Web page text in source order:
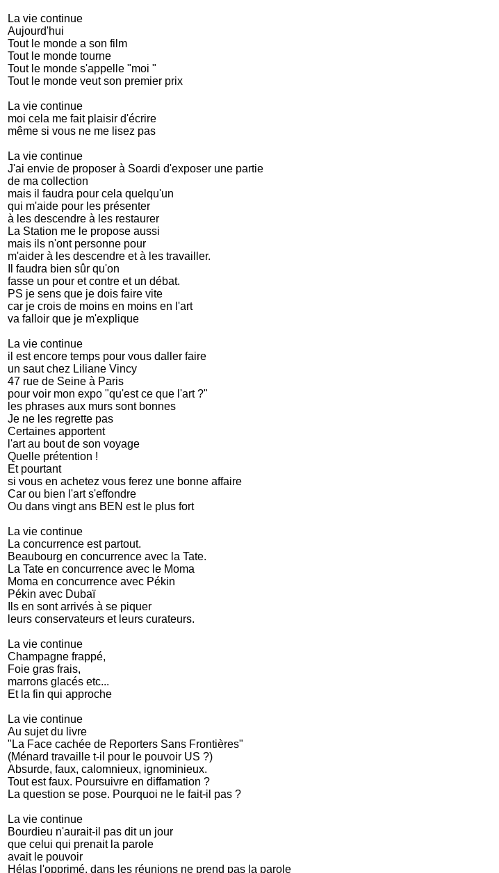
La vie continue
Aujourd'hui
Tout le monde a son film
Tout le monde tourne
Tout le monde s'appelle "moi "
Tout le monde veut son premier prix
La vie continue
moi cela me fait plaisir d'écrire
même si vous ne me lisez pas
La vie continue
J'ai envie de proposer à Soardi d'exposer une partie
de ma collection
mais il faudra pour cela quelqu'un
qui m'aide pour les présenter
à les descendre à les restaurer
La Station me le propose aussi
mais ils n'ont personne pour
m'aider à les descendre et à les travailler.
Il faudra bien sûr qu'on
fasse un pour et contre et un débat.
PS je sens que je dois faire vite
car je crois de moins en moins en l'art
va falloir que je m'explique
La vie continue
il est encore temps pour vous daller faire
un saut chez Liliane Vincy
47 rue de Seine à Paris
pour voir mon expo "qu'est ce que l'art ?"
les phrases aux murs sont bonnes
Je ne les regrette pas
Certaines apportent
l'art au bout de son voyage
Quelle prétention !
Et pourtant
si vous en achetez vous ferez une bonne affaire
Car ou bien l'art s'effondre
Ou dans vingt ans BEN est le plus fort
La vie continue
La concurrence est partout.
Beaubourg en concurrence avec la Tate.
La Tate en concurrence avec le Moma
Moma en concurrence avec Pékin
Pékin avec Dubaï
Ils en sont arrivés à se piquer
leurs conservateurs et leurs curateurs.
La vie continue
Champagne frappé,
Foie gras frais,
marrons glacés etc...
Et la fin qui approche
La vie continue
Au sujet du livre
"La Face cachée de Reporters Sans Frontières"
(Ménard travaille t-il pour le pouvoir US ?)
Absurde, faux, calomnieux, ignominieux.
Tout est faux. Poursuivre en diffamation ?
La question se pose. Pourquoi ne le fait-il pas ?
La vie continue
Bourdieu n'aurait-il pas dit un jour
que celui qui prenait la parole
avait le pouvoir
Hélas l'opprimé, dans les réunions ne prend pas la parole